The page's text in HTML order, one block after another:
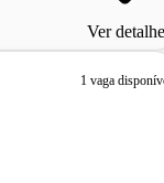
Ver
1 vaga